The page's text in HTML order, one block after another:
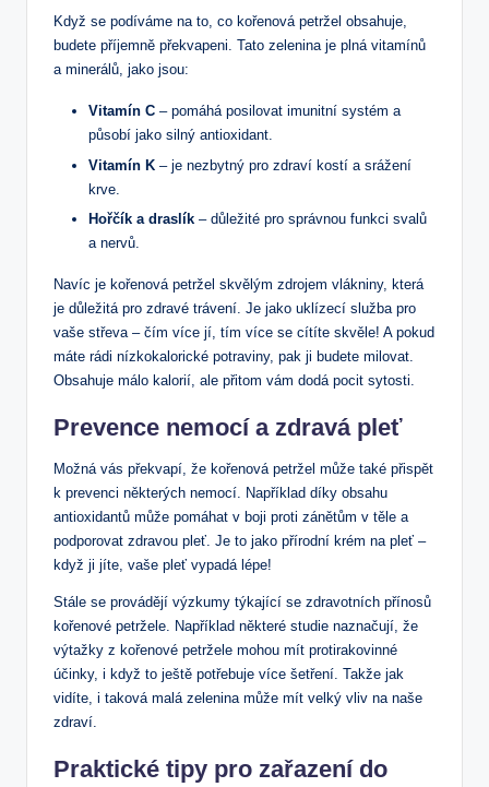
Když se podíváme na to, co kořenová petržel obsahuje,
budete příjemně překvapeni. Tato zelenina je plná vitamínů
a minerálů, jako jsou:
Vitamín C – pomáhá posilovat imunitní systém a
působí jako silný antioxidant.
Vitamín K – je nezbytný pro zdraví kostí a srážení
krve.
Hořčík a draslík – důležité pro správnou funkci svalů
a nervů.
Navíc je kořenová petržel skvělým zdrojem vlákniny, která
je důležitá pro zdravé trávení. Je jako uklízecí služba pro
vaše střeva – čím více jí, tím více se cítíte skvěle! A pokud
máte rádi nízkokalorické potraviny, pak ji budete milovat.
Obsahuje málo kalorií, ale přitom vám dodá pocit sytosti.
Prevence nemocí a zdravá pleť
Možná vás překvapí, že kořenová petržel může také přispět
k prevenci některých nemocí. Například díky obsahu
antioxidantů může pomáhat v boji proti zánětům v těle a
podporovat zdravou pleť. Je to jako přírodní krém na pleť –
když ji jíte, vaše pleť vypadá lépe!
Stále se provádějí výzkumy týkající se zdravotních přínosů
kořenové petržele. Například některé studie naznačují, že
výtažky z kořenové petržele mohou mít protirakovinné
účinky, i když to ještě potřebuje více šetření. Takže jak
vidíte, i taková malá zelenina může mít velký vliv na naše
zdraví.
Praktické tipy pro zařazení do